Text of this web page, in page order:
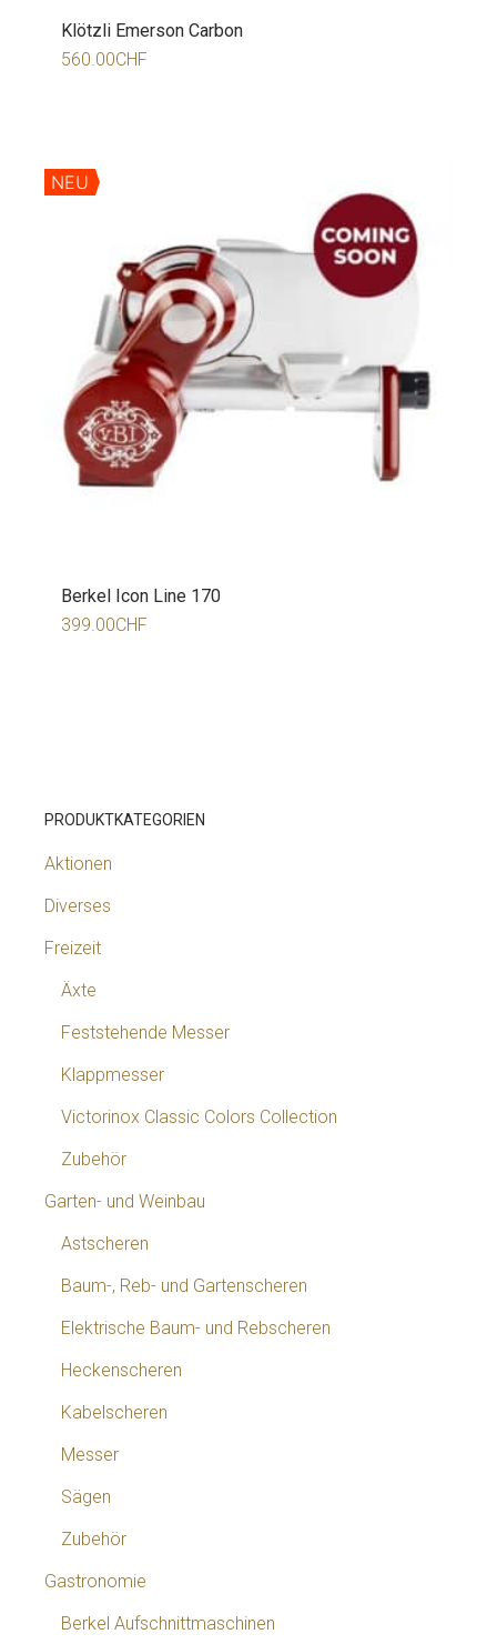
Klötzli Emerson Carbon
560.00CHF
NEU
Berkel Icon Line 170
399.00CHF
PRODUKTKATEGORIEN
Aktionen
Diverses
Freizeit
Äxte
Feststehende Messer
Klappmesser
Victorinox Classic Colors Collection
Zubehör
Garten- und Weinbau
Astscheren
Baum-, Reb- und Gartenscheren
Elektrische Baum- und Rebscheren
Heckenscheren
Kabelscheren
Messer
Sägen
Zubehör
Gastronomie
Berkel Aufschnittmaschinen